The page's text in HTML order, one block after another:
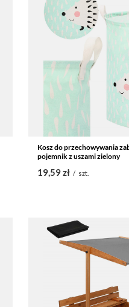
Kosz do przechowywania
pojemnik z uszami zielony
19,59 zł / szt.